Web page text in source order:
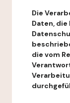
Die
Daten, die
die vom